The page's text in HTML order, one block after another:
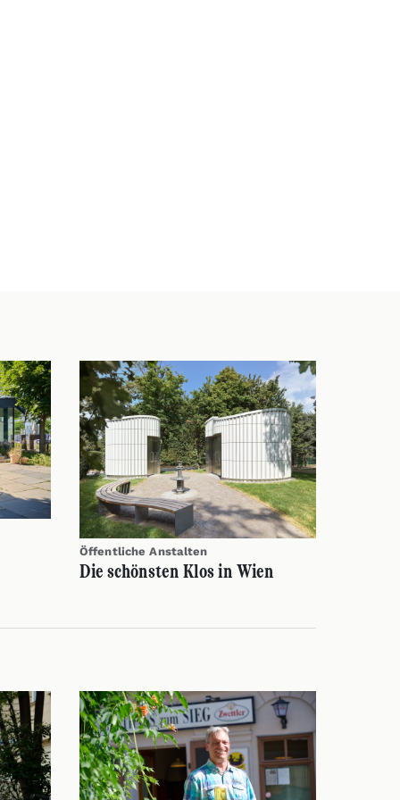
Öffentliche Anstalten
Die schönsten Klos in Wien